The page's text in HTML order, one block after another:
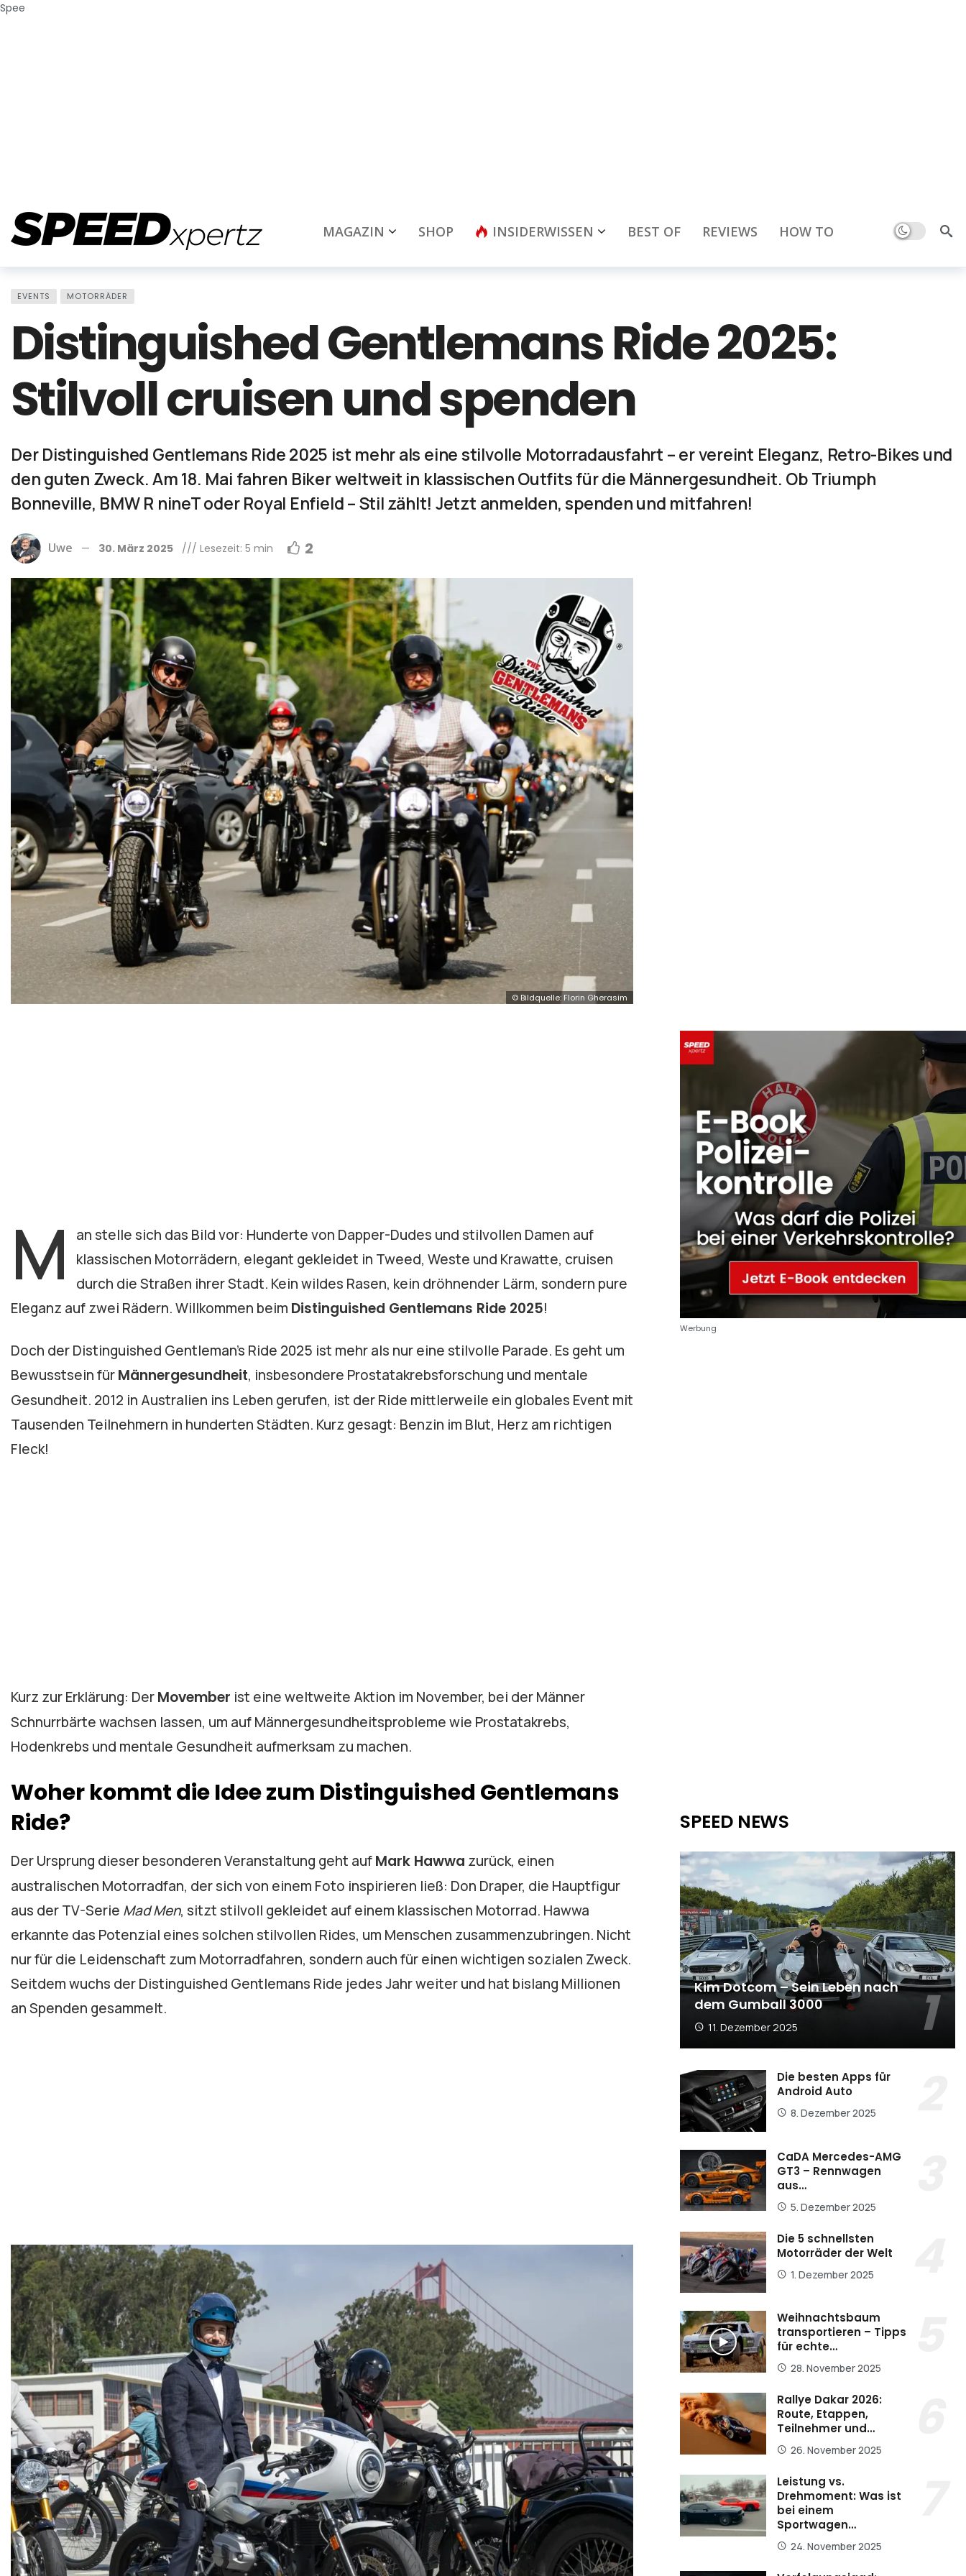
Spee
MAGAZIN SHOP INSIDERWISSEN BEST OF REVIEWS HOW TO Dark mode
EVENTS MOTORRÄDER
Distinguished Gentlemans Ride 2025:
Stilvoll cruisen und spenden
Der Distinguished Gentlemans Ride 2025 ist mehr als eine stilvolle Motorradausfahrt – er vereint Eleganz, Retro-Bikes und
den guten Zweck. Am 18. Mai fahren Biker weltweit in klassischen Outfits für die Männergesundheit. Ob Triumph
Bonneville, BMW R nineT oder Royal Enfield – Stil zählt! Jetzt anmelden, spenden und mitfahren!
Uwe 30. März 2025 /// Lesezeit: 5 min 2
© Bildquelle: Florin Gherasim
M
an stelle sich das Bild vor: Hunderte von Dapper-Dudes und stilvollen Damen auf
klassischen Motorrädern, elegant gekleidet in Tweed, Weste und Krawatte, cruisen
durch die Straßen ihrer Stadt. Kein wildes Rasen, kein dröhnender Lärm, sondern pure
Eleganz auf zwei Rädern. Willkommen beim Distinguished Gentlemans Ride 2025!
Doch der Distinguished Gentleman’s Ride 2025 ist mehr als nur eine stilvolle Parade. Es geht um
Bewusstsein fürMännergesundheit, insbesondere Prostatakrebsforschung und mentale
Gesundheit. 2012 in Australien ins Leben gerufen, ist der Ride mittlerweile ein globales Event mit
Tausenden Teilnehmern in hunderten Städten. Kurz gesagt: Benzin im Blut, Herz am richtigen
Fleck!
Kurz zur Erklärung: DerMovember ist eine weltweite Aktion im November, bei der Männer
Schnurrbärte wachsen lassen, um auf Männergesundheitsprobleme wie Prostatakrebs,
Hodenkrebs und mentale Gesundheit aufmerksam zu machen.
Woher kommt die Idee zum Distinguished Gentlemans
Ride?
Der Ursprung dieser besonderen Veranstaltung geht aufMark Hawwa zurück, einen
australischen Motorradfan, der sich von einem Foto inspirieren ließ: Don Draper, die Hauptfigur
aus der TV-Serie Mad Men, sitzt stilvoll gekleidet auf einem klassischen Motorrad. Hawwa
erkannte das Potenzial eines solchen stilvollen Rides, um Menschen zusammenzubringen. Nicht
nur für die Leidenschaft zum Motorradfahren, sondern auch für einen wichtigen sozialen Zweck.
Seitdem wuchs der Distinguished Gentlemans Ride jedes Jahr weiter und hat bislang Millionen
an Spenden gesammelt.
Werbung
SPEED NEWS
Kim Dotcom – Sein Leben nach
dem Gumball 3000
11. Dezember 2025
Die besten Apps für
Android Auto
8. Dezember 2025
CaDA Mercedes-AMG
GT3 – Rennwagen
aus…
5. Dezember 2025
Die 5 schnellsten
Motorräder der Welt
1. Dezember 2025
Weihnachtsbaum
transportieren – Tipps
für echte…
28. November 2025
Rallye Dakar 2026:
Route, Etappen,
Teilnehmer und…
26. November 2025
Leistung vs.
Drehmoment: Was ist
bei einem
Sportwagen…
24. November 2025